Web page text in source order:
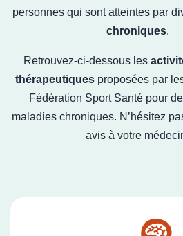
personnes qui sont atteintes par
chroniques.
Retrouvez-ci-dessous les
thérapeutiquesproposées par
Fédération Sport Santé pour
maladies chroniques. N’hésitez
avis à votre